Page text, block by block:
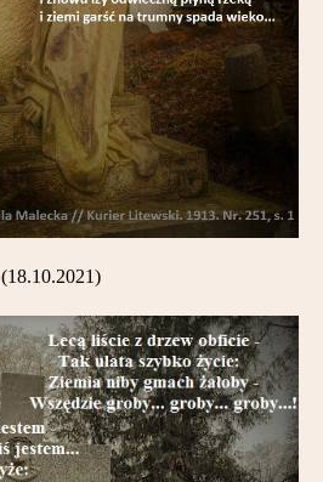
(18.10.2021)